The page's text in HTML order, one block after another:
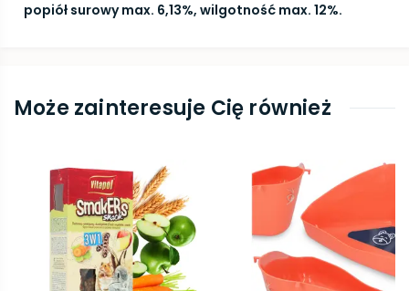
popiół surowy max. 6,13%, wilgotność max. 12%.
Może zainteresuje Cię również